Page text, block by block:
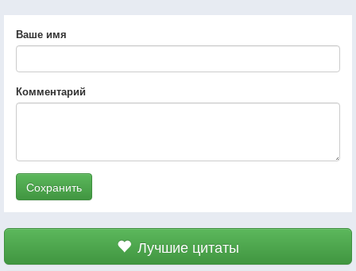
Ваше имя
Комментарий
Сохранить
Лучшие цитаты